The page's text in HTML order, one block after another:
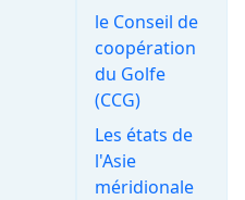
le Conseil de
coopération
du Golfe
(CCG)
Les états de
l'Asie
méridionale